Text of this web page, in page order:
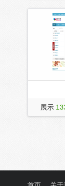
播剧的新情
装扮跟随明
3G书城（
展示